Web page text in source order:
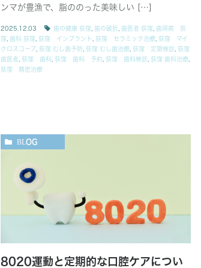
ンマが豊漁で、脂ののった美味しい […]
2025.12.03 歯の健康 荻窪 歯の破折, 歯医者 荻窪
歯周病 荻
窪
歯科 荻窪 荻窪 インプラント 荻窪 セラミック治療, 荻窪 マイ
クロスコープ, 荻窪 むし歯予防, 荻窪 むし歯治療, 荻窪 定期検診, 荻窪
歯医者
荻窪 歯科, 荻窪 歯科 予約 荻窪 歯科検診, 荻窪 歯科治療,
荻窪 精密治療
BLOG
8020運動と定期的な口腔ケアについ